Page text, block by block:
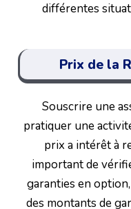
différentes
Prix de la
Souscrire une
pratiquer une
prix a intérêt à
important de
garanties en
des montants de